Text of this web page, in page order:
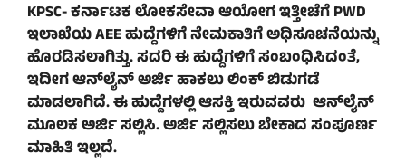
KPSC- ಕರ್ನಾಟಕ ಲೋಕಸೇವಾ ಆಯೋಗ ಇತ್ತೀಚೆಗೆ PWD
ಇಲಾಖೆಯ AEE ಹುದ್ದೆಗಳಿಗೆ ನೇಮಕಾತಿಗೆ ಅಧಿಸೂಚನೆಯನ್ನು
ಹೊರಡಿಸಲಾಗಿತ್ತು. ಸದರಿ ಈ ಹುದ್ದೆಗಳಿಗೆ ಸಂಬಂಧಿಸಿದಂತೆ,
ಇದೀಗ ಆನ್‌ಲೈನ್‌ ಅರ್ಜಿ ಹಾಕಲು ಲಿಂಕ್‌ ಬಿಡುಗಡೆ
ಮಾಡಲಾಗಿದೆ. ಈ ಹುದ್ದೆಗಳಲ್ಲಿ ಆಸಕ್ತಿ ಇರುವವರು ಆನ್‌ಲೈನ್‌
ಮೂಲಕ ಅರ್ಜಿ ಸಲ್ಲಿಸಿ. ಅರ್ಜಿ ಸಲ್ಲಿಸಲು ಬೇಕಾದ ಸಂಪೂರ್ಣ
ಮಾಹಿತಿ ಇಲ್ಲದೆ.